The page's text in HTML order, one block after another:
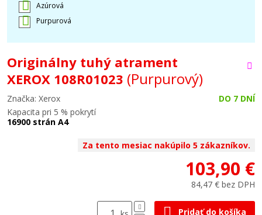
Azúrová
Purpurová
Originálny tuhý atrament
XEROX 108R01023 (Purpurový)
Značka: Xerox
DO 7 DNÍ
Kapacita pri 5 % pokrytí
16900 strán A4
Za tento mesiac nakúpilo 5 zákazníkov.
103,90 €
84,47 € bez DPH
Pridať do košíka